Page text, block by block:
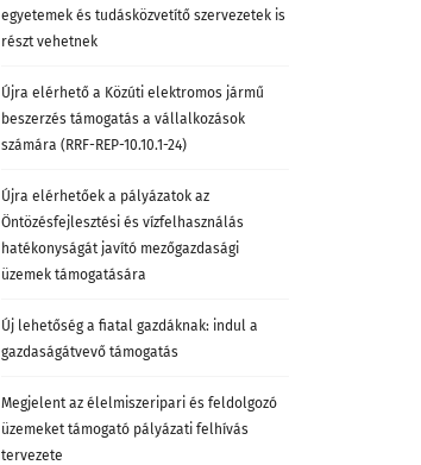
egyetemek és tudásközvetítő szervezetek is
részt vehetnek
Újra elérhető a Közúti elektromos jármű
beszerzés támogatás a vállalkozások
számára (RRF-REP-10.10.1-24)
Újra elérhetőek a pályázatok az
Öntözésfejlesztési és vízfelhasználás
hatékonyságát javító mezőgazdasági
üzemek támogatására
Új lehetőség a fiatal gazdáknak: indul a
gazdaságátvevő támogatás
Megjelent az élelmiszeripari és feldolgozó
üzemeket támogató pályázati felhívás
tervezete